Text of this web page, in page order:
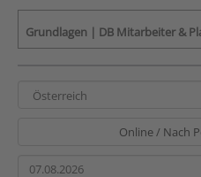
Grundlagen | DB Mitarbeiter &
Online / Nach